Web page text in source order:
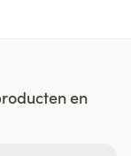
en